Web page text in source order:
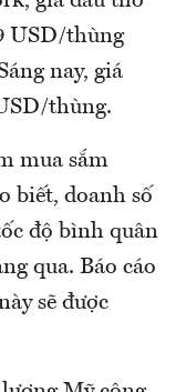
USD/thùng
nay, giá
thùng.
mua sắm
biết, doanh số
độ bình quân
qua. Báo cáo
sẽ được